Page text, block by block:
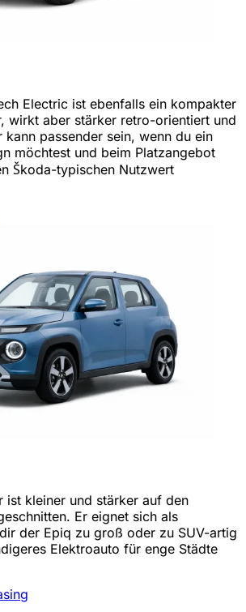
Electric ist ebenfalls ein kompakter
wirkt aber stärker retro-orientiert und
passender sein, wenn du ein
möchtest und beim Platzangebot
Škoda-typischen Nutzwert
ist kleiner und stärker auf den
Er eignet sich als
der Epiq zu groß oder zu SUV-artig
Elektroauto für enge Städte